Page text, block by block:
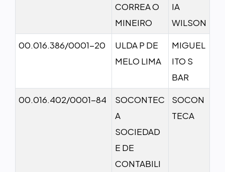
CORREA O
MINEIRO
IA
WILSON
00.016.386/0001-20
ULDA P DE
MELO LIMA
MIGUEL
ITO S
BAR
00.016.402/0001-84
SOCONTEC
A
SOCIEDAD
E DE
CONTABILI
SOCON
TECA